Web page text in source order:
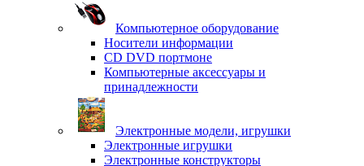
Компьютерное оборудование
Носители информации
CD DVD портмоне
Компьютерные аксессуары и
принадлежности
Электронные модели, игрушки
Электронные игрушки
Электронные конструкторы